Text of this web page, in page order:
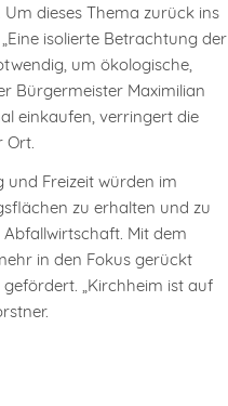
dieses Thema zurück ins
isolierte Betrachtung der
um ökologische,
Bürgermeister Maximilian
einkaufen, verringert die
Freizeit würden im
zu erhalten und zu
Abfallwirtschaft. Mit dem
in den Fokus gerückt
„Kirchheim ist auf